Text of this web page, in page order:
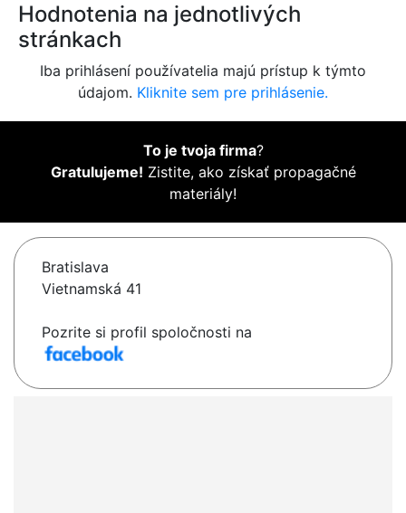
Hodnotenia na jednotlivých
stránkach
Iba prihlásení používatelia majú prístup k týmto
údajom. Kliknite sem pre prihlásenie.
To je tvoja firma?
Gratulujeme! Zistite, ako získať propagačné
materiály!
Bratislava
Vietnamská 41
Pozrite si profil spoločnosti na